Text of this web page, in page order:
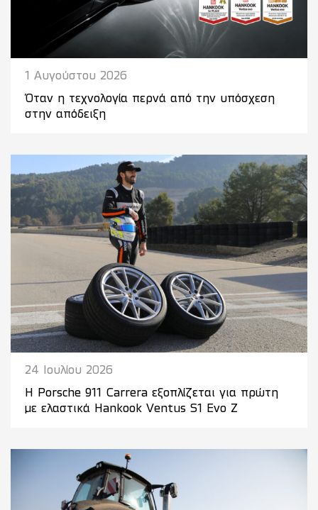
1 Αυγούστου 2026
Όταν η τεχνολογία περνά από την υπόσχεση
στην απόδειξη
24 Ιουλίου 2026
Η Porsche 911 Carrera εξοπλίζεται για πρώτη
με ελαστικά Hankook Ventus S1 Evo Z